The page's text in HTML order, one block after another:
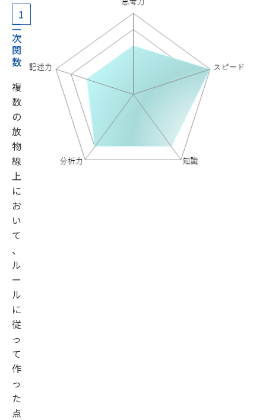
1
二
次
関
数
複
数
の
放
物
線
上
に
お
い
て
、
ル
ー
ル
に
従
っ
て
作
っ
た
点